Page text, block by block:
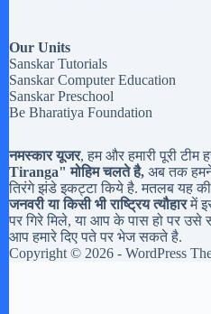
Our Units
Sanskar Tutorials
Sanskar Computer Education
Sanskar Preschool
Be Bharatiya Foundation
नमस्कार यूजर, हम और हमारी पूरी टीम
Tiranga" मोहिम चलते है, अब तक
तिरंगे झंडे इकट्टा किये है. मतलब यह
जनवरी या किसी भी राष्ट्रिय त्यौहारमें
पर गिरे मिले, या आप के पास हो पर
आप हमारे दिए पते पर भेज सकते है.
Copyright © 2026 - WordPress